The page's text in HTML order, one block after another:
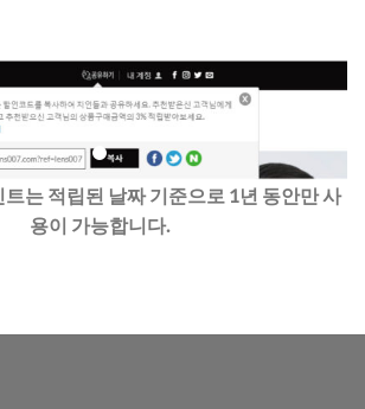
는 적립된 날짜 기준으로 1년 동안만 사
용이 가능합니다.